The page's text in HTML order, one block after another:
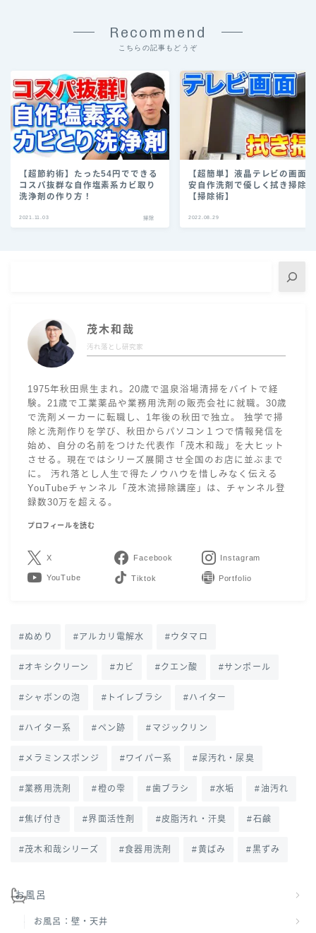
Recommend
こちらの記事もどうぞ
【超節約術】たった54円でできる
コスパ抜群な自作塩素系カビ取り
洗浄剤の作り方！
2021.11.03 掃除
【超簡単】液晶テレビの画面
安自作洗剤で優しく拭き掃除！
【掃除術】￼
2022.08.29
茂木和哉
汚れ落とし研究家
1975年秋田県生まれ。20歳で温泉浴場清掃をバイトで経
験。21歳で工業薬品や業務用洗剤の販売会社に就職。30歳
で洗剤メーカーに転職し、1年後の秋田で独立。 独学で掃
除と洗剤作りを学び、秋田からパソコン１つで情報発信を
始め、自分の名前をつけた代表作「茂木和哉」を大ヒット
させる。現在ではシリーズ展開させ全国のお店に並ぶまで
に。 汚れ落とし人生で得たノウハウを惜しみなく伝える
YouTubeチャンネル「茂木流掃除講座」は、チャンネル登
録数30万を超える。
プロフィールを読む
X Facebook Instagram
YouTube LINE Contact
ぬめり アルカリ電解水 ウタマロ
オキシクリーン カビ クエン酸 サンポール
シャボンの泡 トイレブラシ ハイター
ハイター系 ペン跡 マジックリン
メラミンスポンジ ワイパー系 尿汚れ・尿臭
業務用洗剤 橙の雫 歯ブラシ 水垢 油汚れ
焦げ付き 界面活性剤 皮脂汚れ・汗臭 石鹸
茂木和哉シリーズ 食器用洗剤 黄ばみ 黒ずみ
お風呂
お風呂：壁・天井